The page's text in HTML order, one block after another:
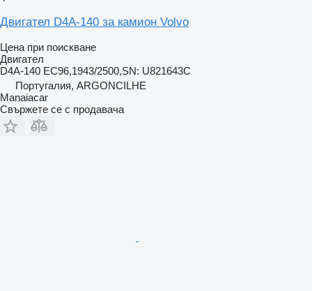
Двигател D4A-140 за камион Volvo
Цена при поискване
Двигател
D4A-140 EC96,1943/2500,SN: U821643C
Португалия, ARGONCILHE
Manaiacar
Свържете се с продавача